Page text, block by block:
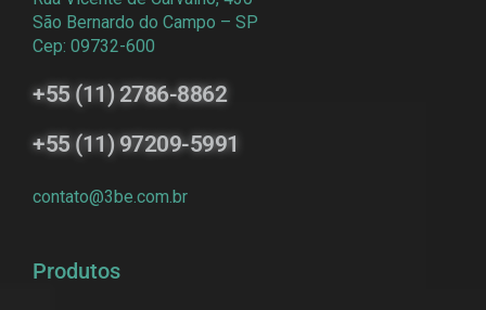
São Bernardo do Campo – SP
Cep: 09732-600
+55 (11) 2786-8862
+55 (11) 97209-5991
contato@3be.com.br
Produtos